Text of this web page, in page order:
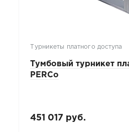
Турникеты платного доступа
Тумбовый турникет
PERCo
451 017 руб.